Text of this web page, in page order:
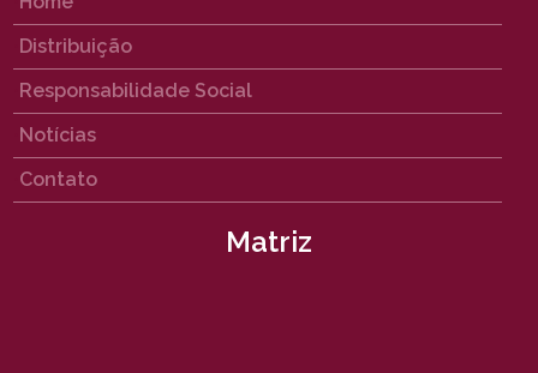
Distribuição
Responsabilidade Social
Notícias
Contato
Matriz